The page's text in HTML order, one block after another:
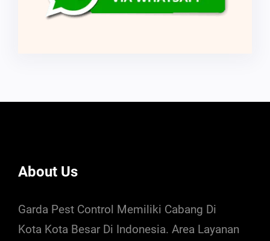
About Us
Garda Pest Control Memiliki Cabang Di
Kota Kota Besar Di Indonesia. Area Layanan